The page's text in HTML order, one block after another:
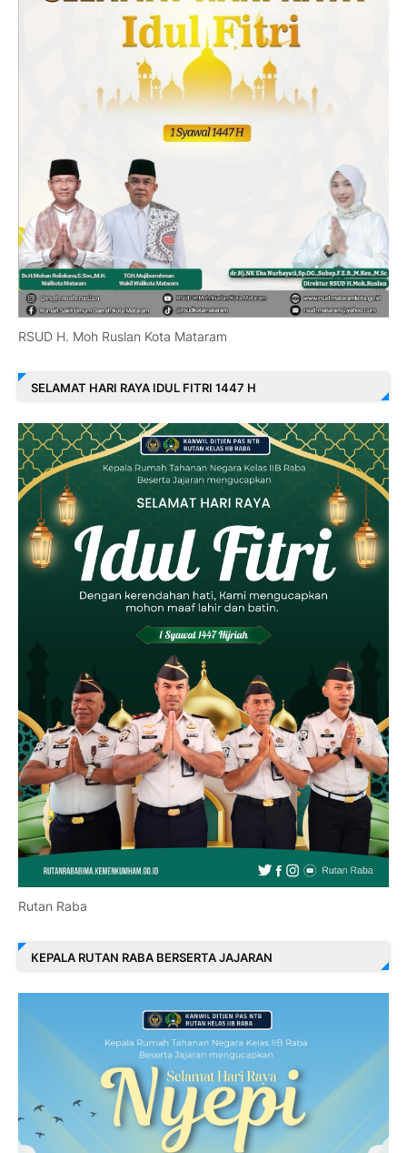
RSUD H. Moh Ruslan Kota Mataram
SELAMAT HARI RAYA IDUL FITRI 1447 H
Rutan Raba
KEPALA RUTAN RABA BERSERTA JAJARAN